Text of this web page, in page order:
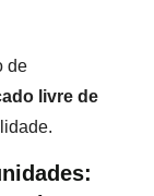
de
livre de